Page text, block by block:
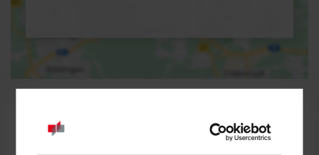
RSW / Steuern- und Prüfungswesen